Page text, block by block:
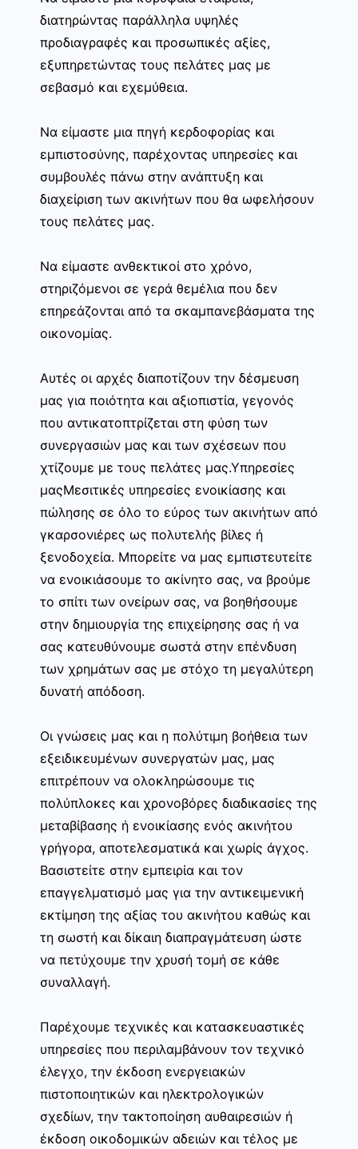
διατηρώντας παράλληλα υψηλές
προδιαγραφές και προσωπικές αξίες,
εξυπηρετώντας τους πελάτες μας με
σεβασμό και εχεμύθεια.
Να είμαστε μια πηγή κερδοφορίας και
εμπιστοσύνης, παρέχοντας υπηρεσίες και
συμβουλές πάνω στην ανάπτυξη και
διαχείριση των ακινήτων που θα ωφελήσουν
τους πελάτες μας.
Να είμαστε ανθεκτικοί στο χρόνο,
στηριζόμενοι σε γερά θεμέλια που δεν
επηρεάζονται από τα σκαμπανεβάσματα της
οικονομίας.
Αυτές οι αρχές διαποτίζουν την δέσμευση
μας για ποιότητα και αξιοπιστία, γεγονός
που αντικατοπτρίζεται στη φύση των
συνεργασιών μας και των σχέσεων που
χτίζουμε με τους πελάτες μας.Υπηρεσίες
μαςΜεσιτικές υπηρεσίες ενοικίασης και
πώλησης σε όλο το εύρος των ακινήτων από
γκαρσονιέρες ως πολυτελής βίλες ή
ξενοδοχεία. Μπορείτε να μας εμπιστευτείτε
να ενοικιάσουμε το ακίνητο σας, να βρούμε
το σπίτι των ονείρων σας, να βοηθήσουμε
στην δημιουργία της επιχείρησης σας ή να
σας κατευθύνουμε σωστά στην επένδυση
των χρημάτων σας με στόχο τη μεγαλύτερη
δυνατή απόδοση.
Οι γνώσεις μας και η πολύτιμη βοήθεια των
εξειδικευμένων συνεργατών μας, μας
επιτρέπουν να ολοκληρώσουμε τις
πολύπλοκες και χρονοβόρες διαδικασίες της
μεταβίβασης ή ενοικίασης ενός ακινήτου
γρήγορα, αποτελεσματικά και χωρίς άγχος.
Βασιστείτε στην εμπειρία και τον
επαγγελματισμό μας για την αντικειμενική
εκτίμηση της αξίας του ακινήτου καθώς και
τη σωστή και δίκαιη διαπραγμάτευση ώστε
να πετύχουμε την χρυσή τομή σε κάθε
συναλλαγή.
Παρέχουμε τεχνικές και κατασκευαστικές
υπηρεσίες που περιλαμβάνουν τον τεχνικό
έλεγχο, την έκδοση ενεργειακών
πιστοποιητικών και ηλεκτρολογικών
σχεδίων, την τακτοποίηση αυθαιρεσιών ή
έκδοση οικοδομικών αδειών και τέλος με